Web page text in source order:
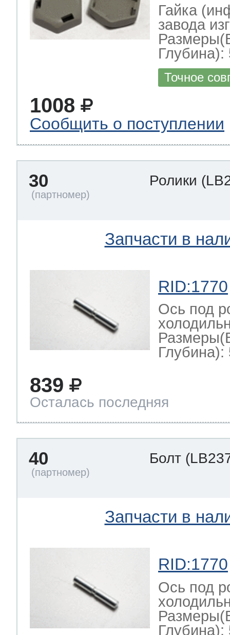
Гайка
завода
Глубина):
Точное
1008
Сообщить о поступлении
30 Ролики
Запчасти в
RID:1770
Ось под
Глубина):
839
Осталась последняя
40 Болт
Запчасти в
RID:1770
Ось под
Глубина):